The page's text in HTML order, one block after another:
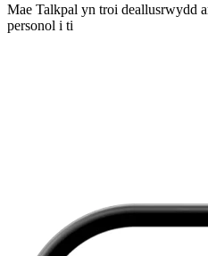
Mae Talkpal yn troi deallusrwydd
personol i ti